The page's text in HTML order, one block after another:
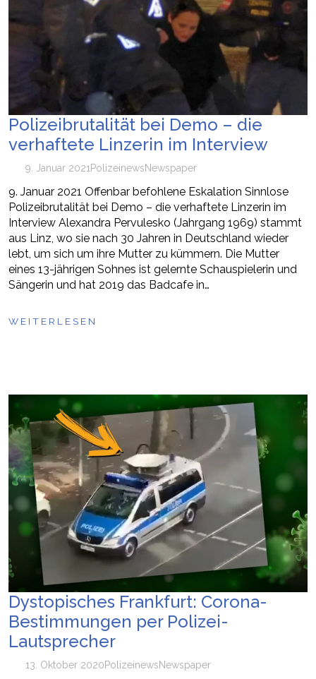
Polizeibrutalität bei Demo – die
verhaftete Linzerin im Interview
9. Januar 2021 PolizeinewsNewspaper
9. Januar 2021 Offenbar befohlene Eskalation Sinnlose
Polizeibrutalität bei Demo – die verhaftete Linzerin im
Interview Alexandra Pervulesko (Jahrgang 1969) stammt
aus Linz, wo sie nach 30 Jahren in Deutschland wieder
lebt, um sich um ihre Mutter zu kümmern. Die Mutter
eines 13-jährigen Sohnes ist gelernte Schauspielerin und
Sängerin und hat 2019 das Badcafe in…
WEITERLESEN
Dystopisches Frankfurt: Corona-
Bestimmungen per Polizei-
Lautsprecher
13. Oktober 2020PolizeinewsNewspaper